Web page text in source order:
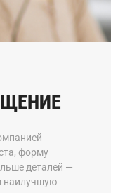
форму
деталей —
наилучшую